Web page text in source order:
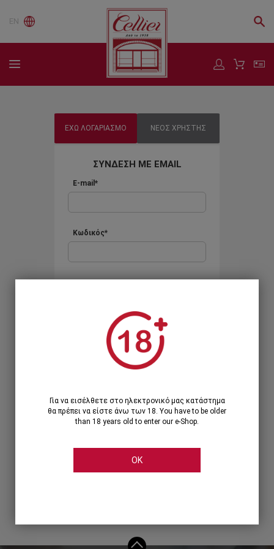
EN
ΕΧΩ ΛΟΓΑΡΙΑΣΜΟ ΝΕΟΣ ΧΡΗΣΤΗΣ
ΣΥΝΔΕΣΗ ΜΕ EMAIL
E-mail*
Κωδικός*
Ξεχάσατε τον κωδικό;
Ή
ΣΥΝΔΕΣΗ ΜΕ ...
Για να εισέλθετε στο ηλεκτρονικό μας κατάστημα
θα πρέπει να είστε άνω των 18. You have to be older
than 18 years old to enter our e-Shop.
OK